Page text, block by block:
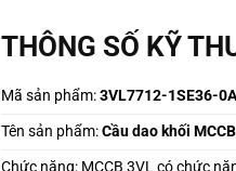
THÔNG SỐ KỸ
Mã sản phẩm:3VL7712-1SE36-
Tên sản phẩm:Cầu dao khối
Chức năng: MCCB 3VL có chức